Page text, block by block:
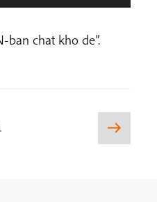
ban chat kho de”.
Next
page